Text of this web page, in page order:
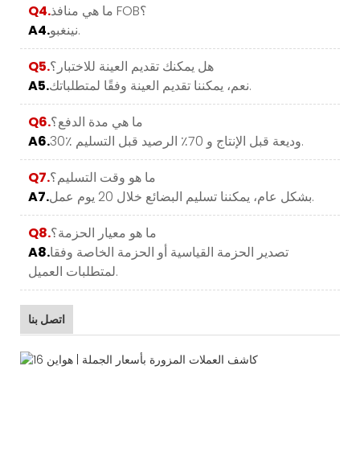
Q4.
ما هي منافذ FOB؟
A4.
نينغبو.
Q5.هل يمكنك تقديم العينة للاختبار؟
A5.
نعم، يمكننا تقديم العينة وفقًا لمتطلباتك.
Q6.ما هي مدة الدفع؟
A6.
30٪ وديعة قبل الإنتاج و 70٪ الرصيد قبل التسليم.
Q7.ما هو وقت التسليم؟
A7.
بشكل عام، يمكننا تسليم البضائع خلال 20 يوم عمل.
Q8.ما هو معيار الحزمة؟
A8.تصدير الحزمة القياسية أو الحزمة الخاصة وفقا
لمتطلبات العميل.
اتصل بنا